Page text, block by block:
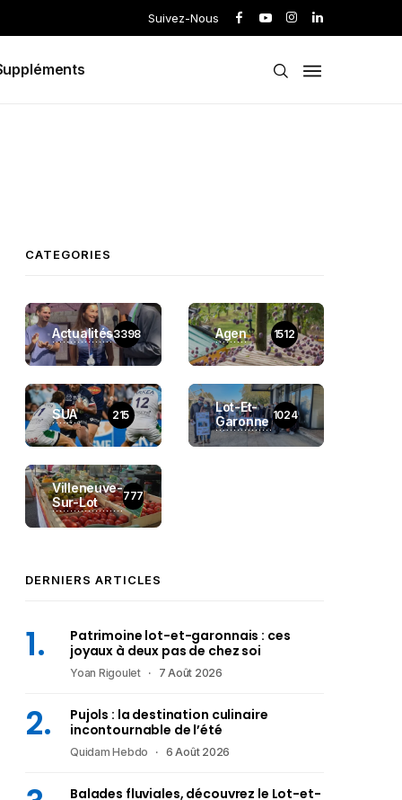
Suivez-Nous
CATEGORIES
Actualités3398 Agen 1512
SUA 215
Lot-Et-
Garonne 1024
Villeneuve-
Sur-Lot
777
DERNIERS ARTICLES
Patrimoine lot-et-garonnais : ces
joyaux à deux pas de chez soi
Yoan Rigoulet 7 Août 2026
Pujols : la destination culinaire
incontournable de l’été
Quidam Hebdo 6 Août 2026
Balades fluviales, découvrez le Lot-et-